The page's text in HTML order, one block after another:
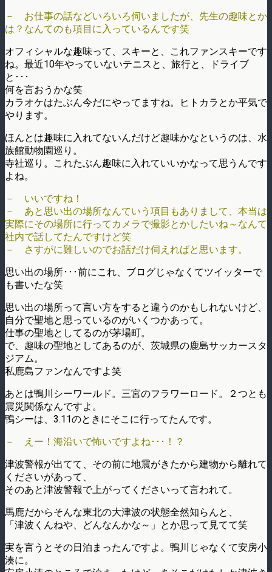
－ お仕事の話などいろいろ伺いましたが、先生の趣味とか
は？なんてのも項目に入っているんです笑
オフィシャルな趣味って、スキーと、これファンスキーです
ね。最近10年やっていないテニスと、旅行と、ドライブ
と･･･
何を言おうかな笑
カラオケはたぶん今だにやってますね。ヒトカラとか平気で
やります。
ほんとは趣味に入れてないんだけど趣味かなというのは、水
族館動物園巡り。
寺社巡り。これたぶん趣味に入れていいかなって思うんです
よね。
－ いいですね！
－ あと思い出の場所なんていう項目もありまして、本当は
実際にその場所に行ってカメラで撮影とかしたいね～なんて
社内で話してたんですけど笑
－ さすがに難しいのでお話だけ伺えればと思います。
思い出の場所･･･前にこれ、ブログじゃなくてツイッターで
も書いたな笑
思い出の場所って言い方をすると違うのかもしれないけど、
自分で聖地と思っているのがいくつかあって。
仕事の聖地としてるのが茅場町。
で、趣味の聖地としてあるのが、茨城県の鹿島サッカースタ
ジアム。
私鹿島ファンなんですよ笑
あとは鴨川シーワールド。三宮のフラワーロード。２つとも
震災関係なんですよ。
鴨シーは、3.11のときにそこに行ってたんです。
－ えー！海沿いで怖いですよね･･･！？
津波警報が出てて、その前に地震がきたから建物から離れて
くださいがあって、
そのあと津波警報で上がってくださいって言われて。
馬鹿だからそんな東北の大津波の状態全然知らんと、
「津波くんねや、どんなんかな～」とか思って見てて笑
実を言うとその日泊まったんですよ。鴨川じゃなくて安房小
湊に。